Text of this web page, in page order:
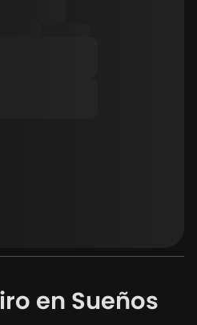
en Sueños